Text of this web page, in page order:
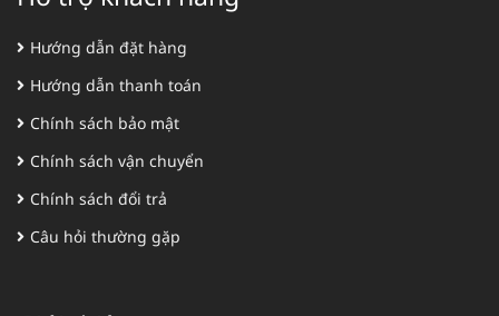
Hướng dẫn đặt hàng
Hướng dẫn thanh toán
Chính sách bảo mật
Chính sách vận chuyển
Chính sách đổi trả
Câu hỏi thường gặp